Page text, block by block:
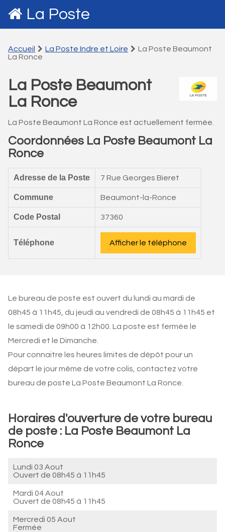
La Poste
Accueil La Poste Indre et Loire
La Poste Beaumont
La Ronce
La Poste Beaumont
La Ronce
La Poste Beaumont La Ronce est actuellement fermée.
Coordonnées La Poste Beaumont La
Ronce
Adresse de la Poste 7 Rue Georges Bieret
Commune Beaumont-la-Ronce
Code Postal 37360
Téléphone Afficher le téléphone
Le bureau de poste est ouvert du lundi au mardi de
08h45 à 11h45, du jeudi au vendredi de 08h45 à 11h45 et
le samedi de 09h00 à 12h00. La poste est fermée le
Mercredi et le Dimanche.
Pour connaitre les heures limites de dépôt pour un
départ le jour même de votre colis, contactez votre
bureau de poste La Poste Beaumont La Ronce.
Horaires d'ouverture de votre bureau
de poste : La Poste Beaumont La
Ronce
Lundi 03 Aout
Ouvert de 08h45 à 11h45
Mardi 04 Aout
Ouvert de 08h45 à 11h45
Mercredi 05 Aout
Fermée